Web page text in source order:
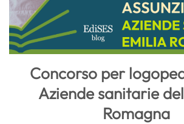
Concorso per
Aziende sanitarie
Romagna